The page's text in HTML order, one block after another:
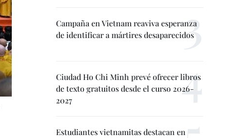
Campaña en Vietnam reaviva esperanza
de identificar a mártires desaparecidos
Ciudad Ho Chi Minh prevé ofrecer libros
de texto gratuitos desde el curso 2026-
2027
Estudiantes vietnamitas destacan en